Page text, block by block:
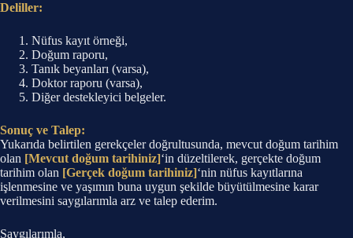
Deliller:
Nüfus kayıt örneği,
Doğum raporu,
Tanık beyanları (varsa),
Doktor raporu (varsa),
Diğer destekleyici belgeler.
Sonuç ve Talep:
Yukarıda belirtilen gerekçeler doğrultusunda, mevcut doğum tarihim
olan [Mevcut doğum tarihiniz]‘in düzeltilerek, gerçekte doğum
tarihim olan [Gerçek doğum tarihiniz]‘nin nüfus kayıtlarına
işlenmesine ve yaşımın buna uygun şekilde büyütülmesine karar
verilmesini saygılarımla arz ve talep ederim.
Saygılarımla,